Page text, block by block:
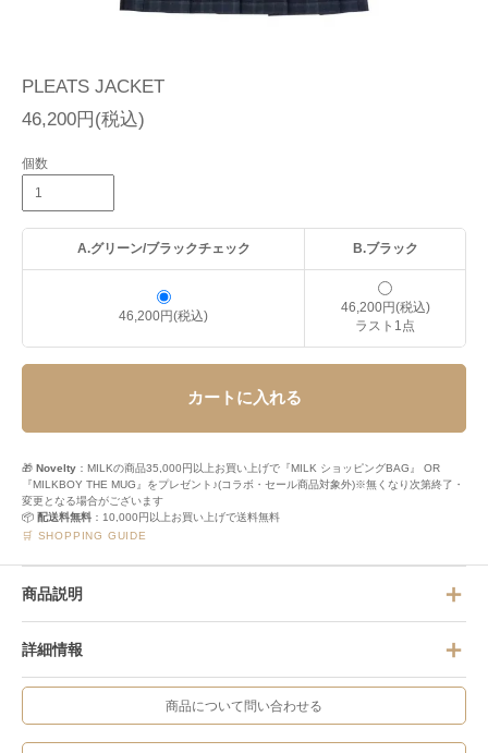
PLEATS JACKET
46,200円(税込)
個数
A.グリーン/ブラックチェック B.ブラック
46,200円(税込)
46,200円(税込)
ラスト1点
カートに入れる
🎁 Novelty ：MILKの商品35,000円以上お買い上げで『MILK ショッピングBAG』 OR
『MILKBOY THE MUG』をプレゼント♪(コラボ・セール商品対象外)※無くなり次第終了・
変更となる場合がございます
📦 配送料無料 ：10,000円以上お買い上げで送料無料
🛒 SHOPPING GUIDE
商品説明
詳細情報
商品について問い合わせる